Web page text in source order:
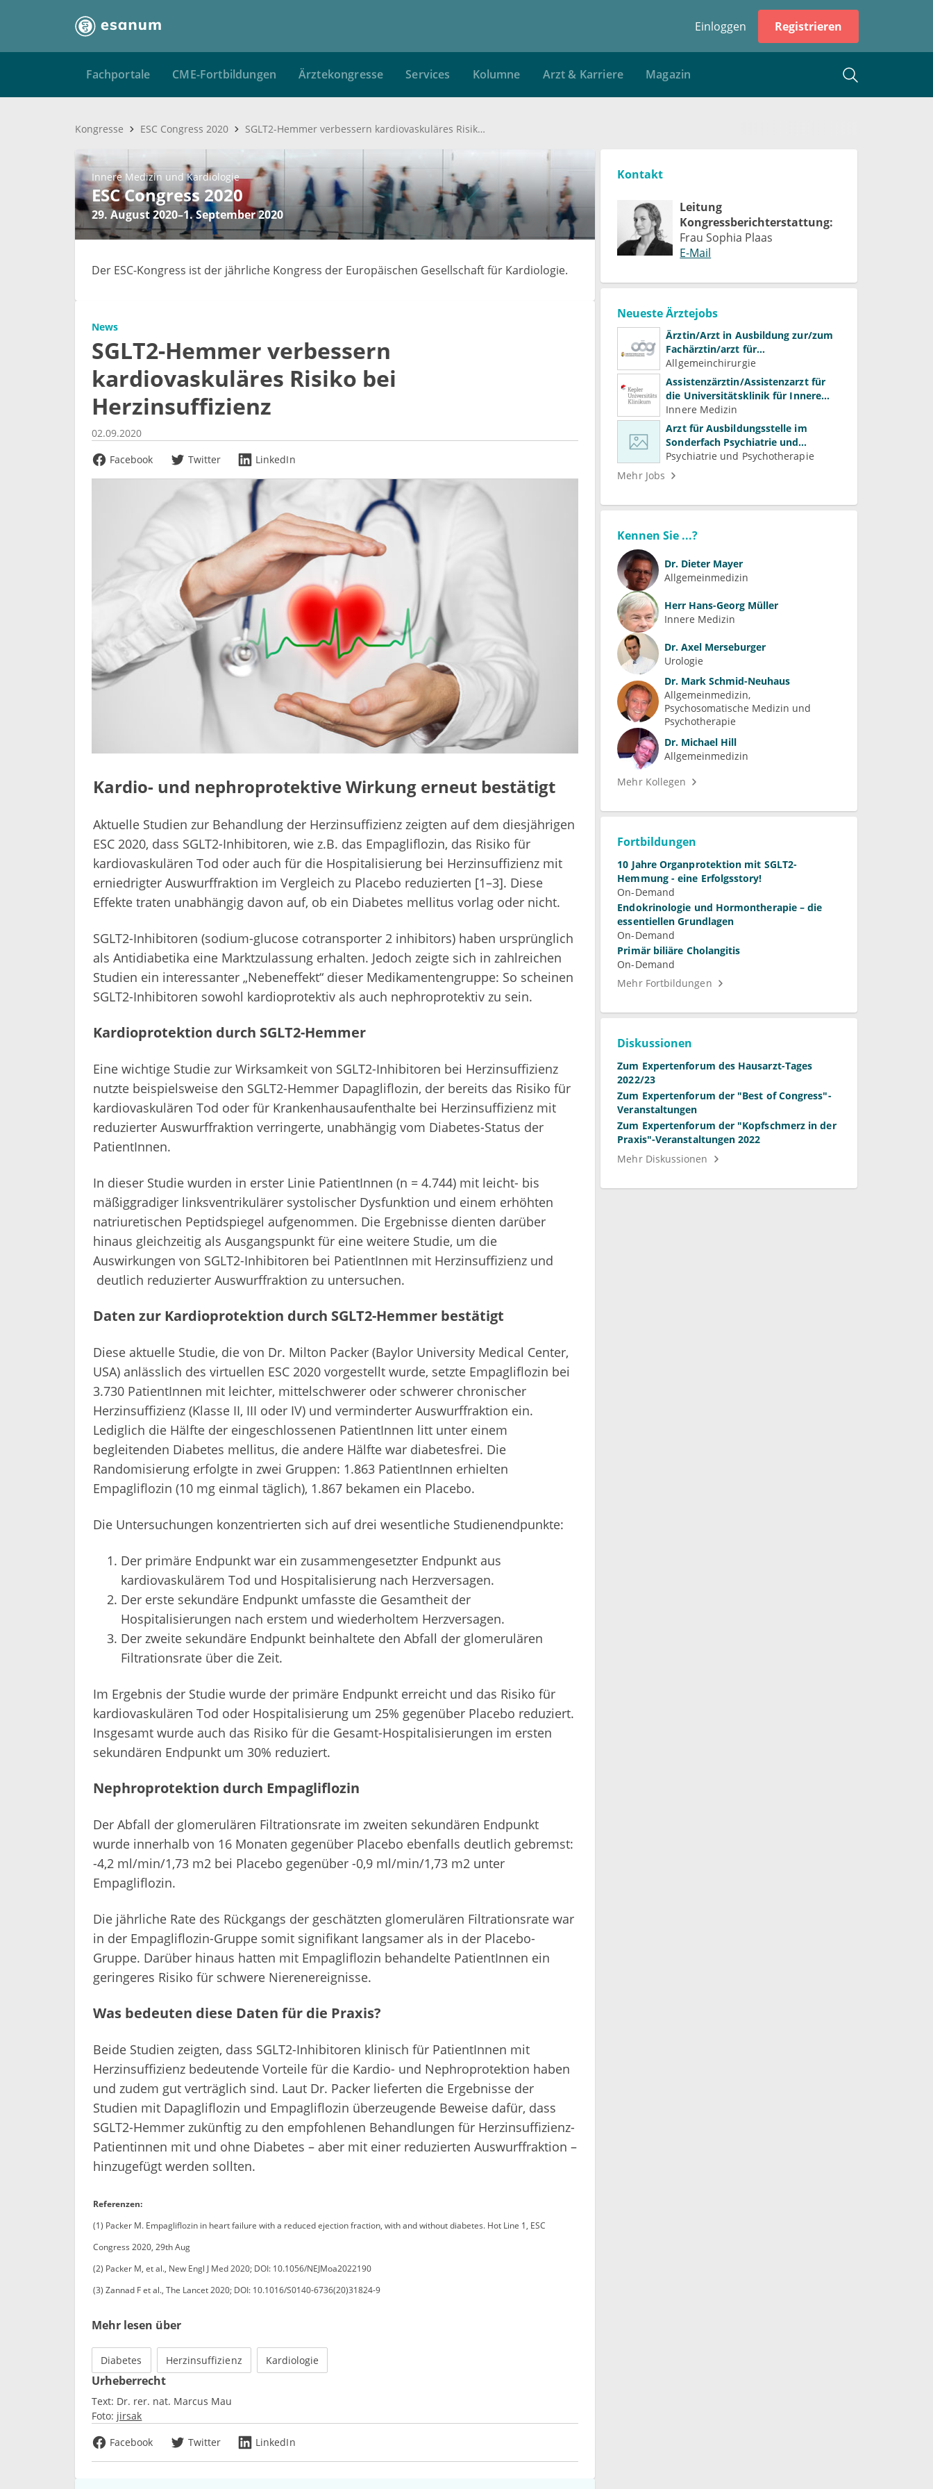
Einloggen Registrieren
Fachportale CME-Fortbildungen Ärztekongresse Services Kolumne Arzt & Karriere Magazin
Kongresse ESC Congress 2020 SGLT2-Hemmer verbessern kardiovaskuläres Risiko bei Herzinsuffizienz
Innere Medizin und Kardiologie
ESC Congress 2020
29. August 2020–1. September 2020
Der ESC-Kongress ist der jährliche Kongress der Europäischen Gesellschaft für Kardiologie.
News
SGLT2-Hemmer verbessern
kardiovaskuläres Risiko bei
Herzinsuffizienz
02.09.2020
Facebook
Twitter LinkedIn
Kardio- und nephroprotektive Wirkung erneut bestätigt
Aktuelle Studien zur Behandlung der Herzinsuffizienz zeigten auf dem diesjährigen
ESC 2020, dass SGLT2-Inhibitoren, wie z.B. das Empagliflozin, das Risiko für
kardiovaskulären Tod oder auch für die Hospitalisierung bei Herzinsuffizienz mit
erniedrigter Auswurffraktion im Vergleich zu Placebo reduzierten [1–3]. Diese
Effekte traten unabhängig davon auf, ob ein Diabetes mellitus vorlag oder nicht.
SGLT2-Inhibitoren (sodium-glucose cotransporter 2 inhibitors) haben ursprünglich
als Antidiabetika eine Marktzulassung erhalten. Jedoch zeigte sich in zahlreichen
Studien ein interessanter „Nebeneffekt“ dieser Medikamentengruppe: So scheinen
SGLT2-Inhibitoren sowohl kardioprotektiv als auch nephroprotektiv zu sein.
Kardioprotektion durch SGLT2-Hemmer
Eine wichtige Studie zur Wirksamkeit von SGLT2-Inhibitoren bei Herzinsuffizienz
nutzte beispielsweise den SGLT2-Hemmer Dapagliflozin, der bereits das Risiko für
kardiovaskulären Tod oder für Krankenhausaufenthalte bei Herzinsuffizienz mit
reduzierter Auswurffraktion verringerte, unabhängig vom Diabetes-Status der
PatientInnen.
In dieser Studie wurden in erster Linie PatientInnen (n = 4.744) mit leicht- bis
mäßiggradiger linksventrikulärer systolischer Dysfunktion und einem erhöhten
natriuretischen Peptidspiegel aufgenommen. Die Ergebnisse dienten darüber
hinaus gleichzeitig als Ausgangspunkt für eine weitere Studie, um die
Auswirkungen von SGLT2-Inhibitoren bei PatientInnen mit Herzinsuffizienz und
deutlich reduzierter Auswurffraktion zu untersuchen.
Daten zur Kardioprotektion durch SGLT2-Hemmer bestätigt
Diese aktuelle Studie, die von Dr. Milton Packer (Baylor University Medical Center,
USA) anlässlich des virtuellen ESC 2020 vorgestellt wurde, setzte Empagliflozin bei
3.730 PatientInnen mit leichter, mittelschwerer oder schwerer chronischer
Herzinsuffizienz (Klasse II, III oder IV) und verminderter Auswurffraktion ein.
Lediglich die Hälfte der eingeschlossenen PatientInnen litt unter einem
begleitenden Diabetes mellitus, die andere Hälfte war diabetesfrei. Die
Randomisierung erfolgte in zwei Gruppen: 1.863 PatientInnen erhielten
Empagliflozin (10 mg einmal täglich), 1.867 bekamen ein Placebo.
Die Untersuchungen konzentrierten sich auf drei wesentliche Studienendpunkte:
Der primäre Endpunkt war ein zusammengesetzter Endpunkt aus
kardiovaskulärem Tod und Hospitalisierung nach Herzversagen.
Der erste sekundäre Endpunkt umfasste die Gesamtheit der
Hospitalisierungen nach erstem und wiederholtem Herzversagen.
Der zweite sekundäre Endpunkt beinhaltete den Abfall der glomerulären
Filtrationsrate über die Zeit.
Im Ergebnis der Studie wurde der primäre Endpunkt erreicht und das Risiko für
kardiovaskulären Tod oder Hospitalisierung um 25% gegenüber Placebo reduziert.
Insgesamt wurde auch das Risiko für die Gesamt-Hospitalisierungen im ersten
sekundären Endpunkt um 30% reduziert.
Nephroprotektion durch Empagliflozin
Der Abfall der glomerulären Filtrationsrate im zweiten sekundären Endpunkt
wurde innerhalb von 16 Monaten gegenüber Placebo ebenfalls deutlich gebremst:
-4,2 ml/min/1,73 m2 bei Placebo gegenüber -0,9 ml/min/1,73 m2 unter
Empagliflozin.
Die jährliche Rate des Rückgangs der geschätzten glomerulären Filtrationsrate war
in der Empagliflozin-Gruppe somit signifikant langsamer als in der Placebo-
Gruppe. Darüber hinaus hatten mit Empagliflozin behandelte PatientInnen ein
geringeres Risiko für schwere Nierenereignisse.
Was bedeuten diese Daten für die Praxis?
Beide Studien zeigten, dass SGLT2-Inhibitoren klinisch für PatientInnen mit
Herzinsuffizienz bedeutende Vorteile für die Kardio- und Nephroprotektion haben
und zudem gut verträglich sind. Laut Dr. Packer lieferten die Ergebnisse der
Studien mit Dapagliflozin und Empagliflozin überzeugende Beweise dafür, dass
SGLT2-Hemmer zukünftig zu den empfohlenen Behandlungen für Herzinsuffizienz-
Patientinnen mit und ohne Diabetes – aber mit einer reduzierten Auswurffraktion –
hinzugefügt werden sollten.
Referenzen:
(1) Packer M. Empagliflozin in heart failure with a reduced ejection fraction, with and without diabetes. Hot Line 1, ESC
Congress 2020, 29th Aug
(2) Packer M, et al., New Engl J Med 2020; DOI: 10.1056/NEJMoa2022190
(3) Zannad F et al., The Lancet 2020; DOI: 10.1016/S0140-6736(20)31824-9
Mehr lesen über
Diabetes Herzinsuffizienz Kardiologie
Urheberrecht
Text: Dr. rer. nat. Marcus Mau
Foto: jirsak
Facebook
Twitter LinkedIn
Kontakt
Leitung
Kongressberichterstattung:
Frau Sophia Plaas
E-Mail
Neueste Ärztejobs
Ärztin/Arzt in Ausbildung zur/zum
Fachärztin/arzt für
Allgemeinchirurgie und
Gefäßchirurgie
Allgemeinchirurgie
Assistenzärztin/Assistenzarzt für
die Universitätsklinik für Innere
Medizin
Innere Medizin
Arzt für Ausbildungsstelle im
Sonderfach Psychiatrie und
Psychotherapeutische Medizin
(m/w/d)
Psychiatrie und Psychotherapie
Mehr Jobs
Kennen Sie ...?
Dr. Dieter Mayer
Allgemeinmedizin
Herr Hans-Georg Müller
Innere Medizin
Dr. Axel Merseburger
Urologie
Dr. Mark Schmid-Neuhaus
Allgemeinmedizin
Psychosomatische Medizin und
Psychotherapie
Dr. Michael Hill
Allgemeinmedizin
Mehr Kollegen
Fortbildungen
10 Jahre Organprotektion mit SGLT2-
Hemmung - eine Erfolgsstory!
On-Demand
Endokrinologie und Hormontherapie – die
essentiellen Grundlagen
On-Demand
Primär biliäre Cholangitis
On-Demand
Mehr Fortbildungen
Diskussionen
Zum Expertenforum des Hausarzt-Tages
2022/23
Zum Expertenforum der "Best of Congress"-
Veranstaltungen
Zum Expertenforum der "Kopfschmerz in der
Praxis"-Veranstaltungen 2022
Mehr Diskussionen